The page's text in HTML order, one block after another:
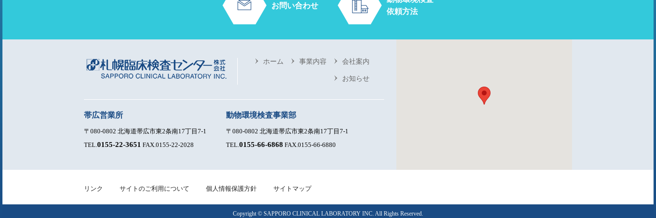
お問い合わせ
依頼方法
ホーム 事業内容 会社案内
お知らせ
帯広営業所
〒080-0802 北海道帯広市東2条南17丁目7-1
TEL. 0155-22-3651 FAX.0155-22-2028
動物環境検査事業部
〒080-0802 北海道帯広市東2条南17丁目7-1
TEL. 0155-66-6868 FAX.0155-66-6880
リンク サイトのご利用について 個人情報保護方針 サイトマップ
Copyright © SAPPORO CLINICAL LABORATORY INC. All Rights Reserved.